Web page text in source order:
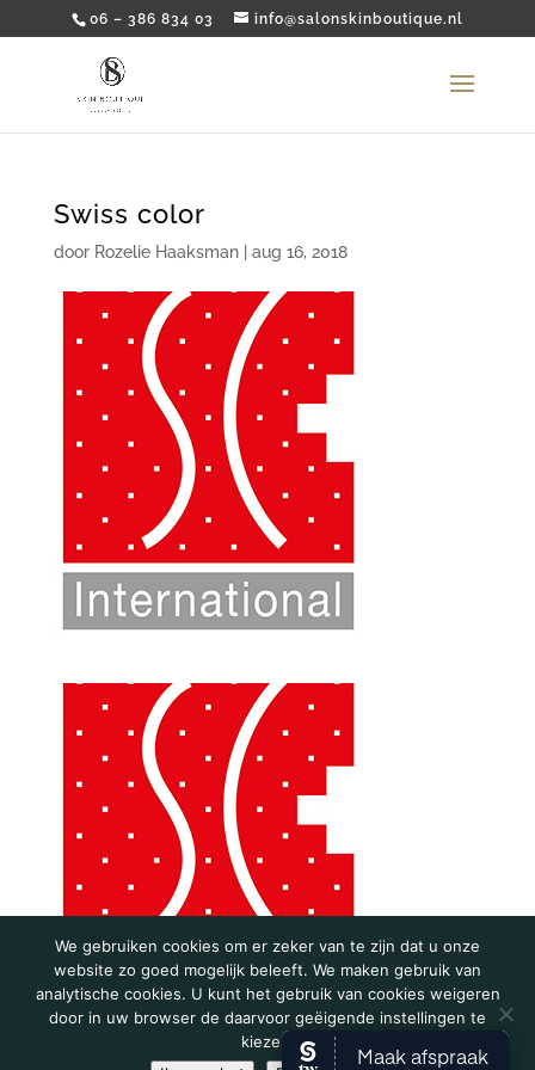
06 – 386 834 03 info@salonskinboutique.nl
Swiss color
door Rozelie Haaksman| aug 16, 2018
We gebruiken cookies om er zeker van te zijn dat u onze
website zo goed mogelijk beleeft. We maken gebruik van
analytische cookies. U kunt het gebruik van cookies weigeren
door in uw browser de daarvoor geëigende instellingen te
kiezen.